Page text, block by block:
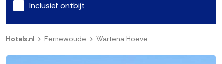
Inclusief ontbijt
Hotels.nl Eernewoude Wartena Hoeve